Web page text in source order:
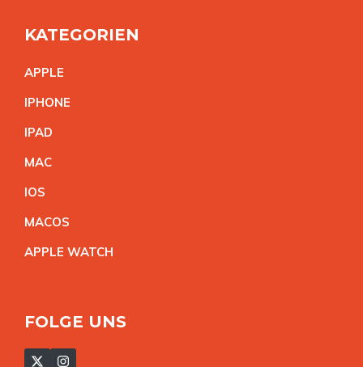
KATEGORIEN
APPLE
IPHONE
IPAD
MAC
IOS
MACOS
APPLE WATCH
FOLGE UNS